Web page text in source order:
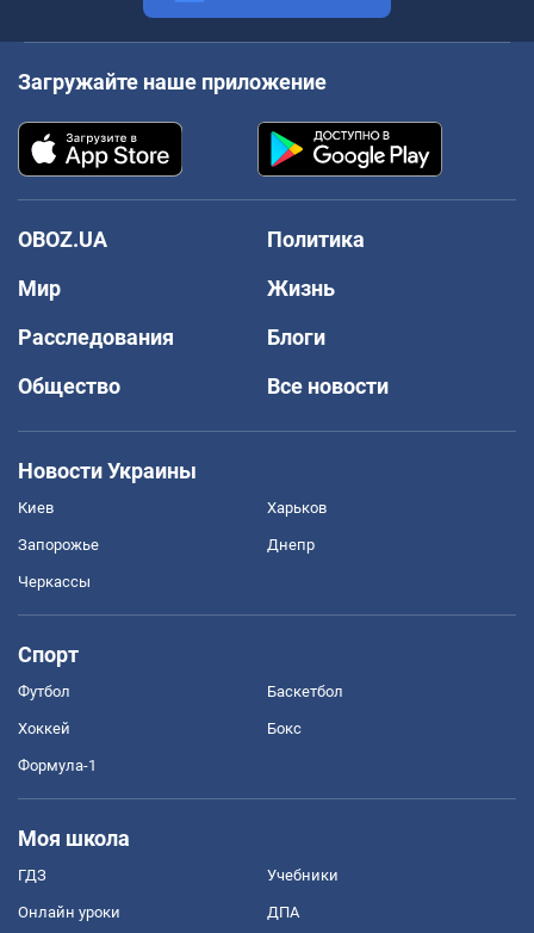
Загружайте наше приложение
OBOZ.UA
Политика
Мир
Жизнь
Расследования
Блоги
Общество
Все новости
Новости Украины
Киев Харьков
Запорожье Днепр
Черкассы
Спорт
Футбол Баскетбол
Хоккей Бокс
Формула-1
Моя школа
ГДЗ Учебники
Онлайн уроки ДПА